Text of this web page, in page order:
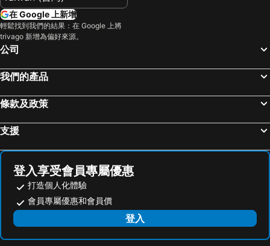
Hualien Pine
Valley Silence B&B
花蓮好好玩之臉都綠了民宿
晶緻麗景-車站正對面-住宿兩晚送24小時免費機車 詳情請事先電話聯繫了解活動方案 每日限額三名
日出香榭客棧
花蓮典藏花都頂級會館
嘉義市區, 嘉義 飯店
仁愛鄉, 南投 飯店
西屯區, 台中地區 飯店
台東市區, 台東 飯店
在 Google 上新增
輕鬆找到我們的結果：在 Google 上將
trivago 新增為偏好來源。
公司
我們的產品
條款及政策
支援
登入享受會員專屬優惠
打造個人化體驗
會員專屬優惠和會員價
登入